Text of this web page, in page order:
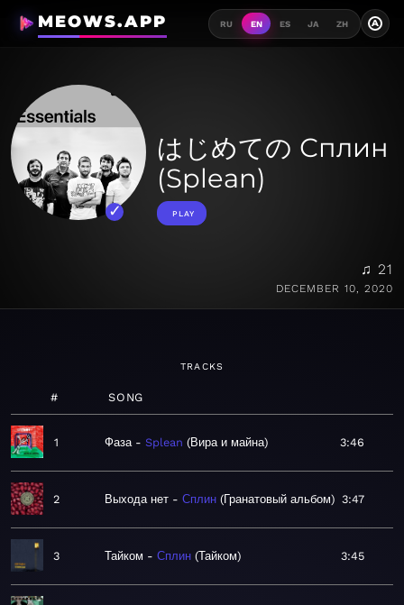
MEOWS.APP RU EN ES JA ZH A
はじめての Сплин
(Splean)
PLAY
♫ 21
DECEMBER 10, 2020
TRACKS
# SONG
1 Фаза Splean Вира и майна 3:46
2 Выхода нет Сплин Гранатовый альбом 3:47
3 Тайком Сплин Тайком 3:45